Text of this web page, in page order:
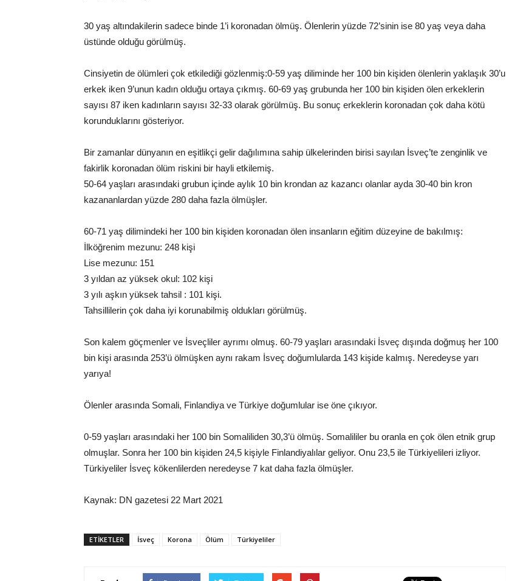
30 yaş altındakilerin sadece binde 1’i koronadan ölmüş. Ölenlerin yüzde 72’sinin ise 80 yaş veya daha
üstünde olduğu görülmüş.
Cinsiyetin de ölümleri çok etkilediği gözlenmiş:0-59 yaş diliminde her 100 bin kişiden ölenlerin yaklaşık 30’u
erkek iken 9’unun kadın olduğu ortaya çıkmış. 60-69 yaş grubunda her 100 bin kişiden ölen erkeklerin
sayısı 87 iken kadınların sayısı 32-33 olarak görülmüş. Bu sonuç erkeklerin koronadan çok daha kötü
korunduklarını gösteriyor.
Bir zamanlar dünyanın en eşitlikçi gelir dağılımına sahip ülkelerinden birisi sayılan İsveç’te zenginlik ve
fakirlik koronadan ölüm riskini bir hayli etkilemiş.
50-64 yaşları arasındaki grubun içinde aylık 10 bin krondan az kazancı olanlar ayda 30-40 bin kron
kazananlardan yüzde 280 daha fazla ölmüşler.
60-71 yaş dilimindeki her 100 bin kişiden koronadan ölen insanların eğitim düzeyine de bakılmış:
İlköğrenim mezunu: 248 kişi
Lise mezunu: 151
3 yıldan az yüksek okul: 102 kişi
3 yılı aşkın yüksek tahsil : 101 kişi.
Tahsillilerin çok daha iyi korunabilmiş oldukları görülmüş.
Son kalem göçmenler ve İsveçliler ayrımı olmuş. 60-79 yaşları arasındaki İsveç dışında doğmuş her 100
bin kişi arasında 253’ü ölmüşken aynı rakam İsveç doğumlularda 143 kişide kalmış. Neredeyse yarı
yarıya!
Ölenler arasında Somali, Finlandiya ve Türkiye doğumlular ise öne çıkıyor.
0-59 yaşları arasındaki her 100 bin Somaliliden 30,3’ü ölmüş. Somalililer bu oranla en çok ölen etnik grup
olmuşlar. Sonra her 100 bin kişiden 24,5 kişiyle Finlandiyalılar geliyor. Onu 23,5 ile Türkiyelileri izliyor.
Türkiyeliler İsveç kökenlilerden neredeyse 7 kat daha fazla ölmüşler.
Kaynak: DN gazetesi 22 Mart 2021
ETIKETLER İsveç Korona Ölüm Türkiyeliler